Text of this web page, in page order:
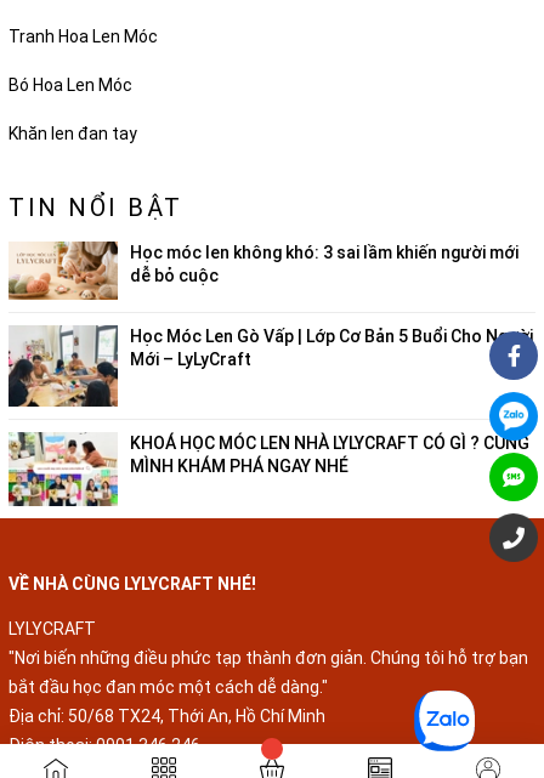
Tranh Hoa Len Móc
Bó Hoa Len Móc
Khăn len đan tay
TIN NỔI BẬT
Học móc len không khó: 3 sai lầm khiến người mới
dễ bỏ cuộc
Học Móc Len Gò Vấp | Lớp Cơ Bản 5 Buổi Cho Người
Mới – LyLyCraft
KHOÁ HỌC MÓC LEN NHÀ LYLYCRAFT CÓ GÌ ? CÙNG
MÌNH KHÁM PHÁ NGAY NHÉ
VỀ NHÀ CÙNG LYLYCRAFT NHÉ!
LYLYCRAFT
"Nơi biến những điều phức tạp thành đơn giản. Chúng tôi hỗ trợ bạn
bắt đầu học đan móc một cách dễ dàng."
Địa chỉ: 50/68 TX24, Thới An, Hồ Chí Minh
Điện thoại:0901 346 246
Email:danmoclenthucong@gmail.com